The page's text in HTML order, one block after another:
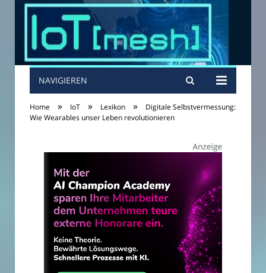
NAVIGIEREN
Home » IoT » Lexikon »
Digitale Selbstvermessung:
Wie Wearables unser Leben revolutionieren